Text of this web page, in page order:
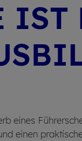
IST
eines
einen